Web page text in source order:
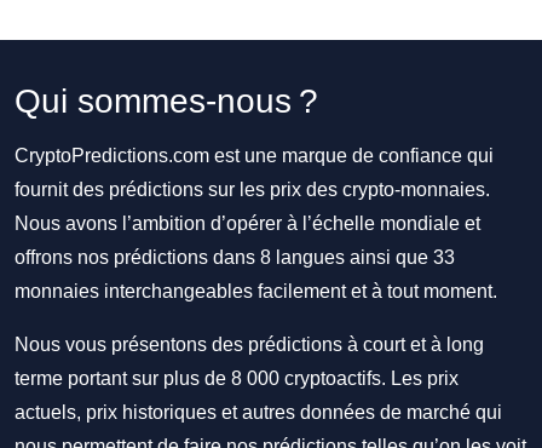
Qui sommes-nous ?
CryptoPredictions.com est une marque de confiance qui
fournit des prédictions sur les prix des crypto-monnaies.
Nous avons l’ambition d’opérer à l’échelle mondiale et
offrons nos prédictions dans 8 langues ainsi que 33
monnaies interchangeables facilement et à tout moment.
Nous vous présentons des prédictions à court et à long
terme portant sur plus de 8 000 cryptoactifs. Les prix
actuels, prix historiques et autres données de marché qui